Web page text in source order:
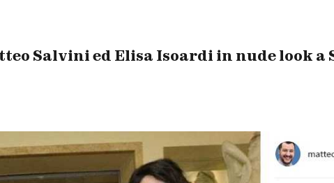
Salvini ed Elisa Isoardi in nude look a